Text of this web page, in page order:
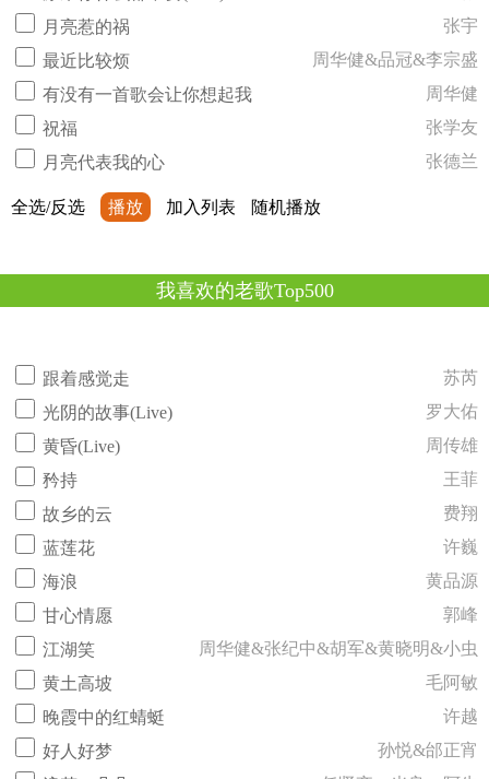
月亮惹的祸
张宇
最近比较烦
周华健&品冠&李宗盛
有没有一首歌会让你想起我
周华健
祝福
张学友
月亮代表我的心
张德兰
全选/反选 播放 加入列表 随机播放
我喜欢的老歌Top500
跟着感觉走
苏芮
光阴的故事(Live)
罗大佑
黄昏(Live)
周传雄
矜持
王菲
故乡的云
费翔
蓝莲花
许巍
海浪
黄品源
甘心情愿
郭峰
江湖笑
周华健&张纪中&胡军&黄晓明&小虫
黄土高坡
毛阿敏
晚霞中的红蜻蜓
许越
好人好梦
孙悦&邰正宵